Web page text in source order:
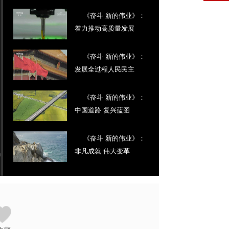
《奋斗 新的伟业》：
着力推动高质量发展
《奋斗 新的伟业》：
发展全过程人民民主
《奋斗 新的伟业》：
中国道路 复兴蓝图
《奋斗 新的伟业》：
非凡成就 伟大变革